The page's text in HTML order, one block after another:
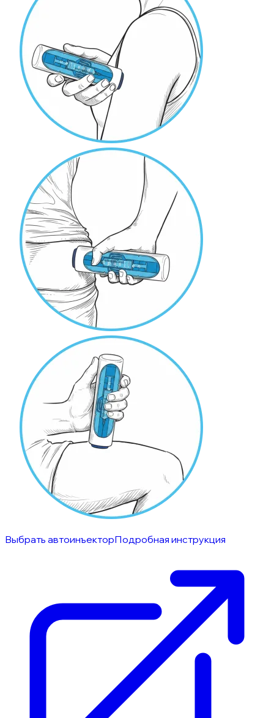
Выбрать автоинъекторПодробная инструкция